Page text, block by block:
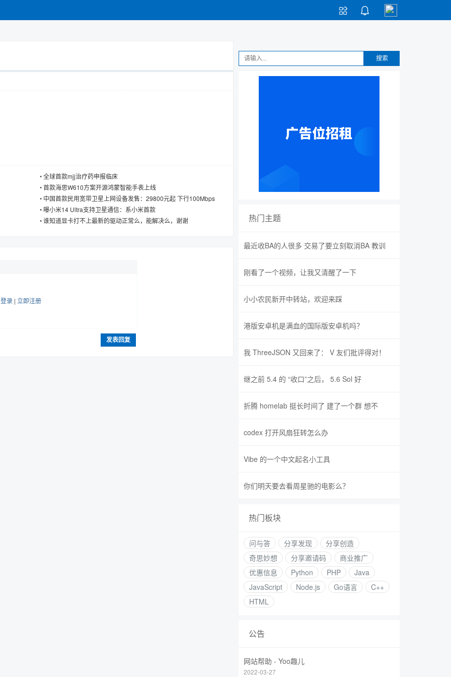


•全球首款mjj治疗药申报临床
•首款海思W610方案开源鸿蒙智能手表上线
• 中国首款民用宽带卫星上网设备发售：29800元起 下行100Mbps
•曝小米14 Ultra支持卫星通信：系小米首款
•谁知道显卡打不上最新的驱动正常么，能解决么，谢谢
登录 | 立即注册
发表回复
搜索
热门主题
最近收BA的人很多 交易了要立刻取消BA 教训
刚看了一个视频，让我又清醒了一下
小小农民新开中转站，欢迎来踩
港版安卓机是满血的国际版安卓机吗？
我 ThreeJSON 又回来了： V 友们批评得对！
继之前 5.4 的 “收口”之后， 5.6 Sol 好
折腾 homelab 挺长时间了 建了一个群 想不
codex 打开风扇狂转怎么办
Vibe 的一个中文起名小工具
你们明天要去看周星驰的电影么？
热门板块
问与答 分享发现
分享创造
奇思妙想
分享邀请码
商业推广
优惠信息
Python PHP
Java
JavaScript
Node.js Go语言
C++
HTML
公告
网站帮助 - Yoo趣儿
2022-03-27